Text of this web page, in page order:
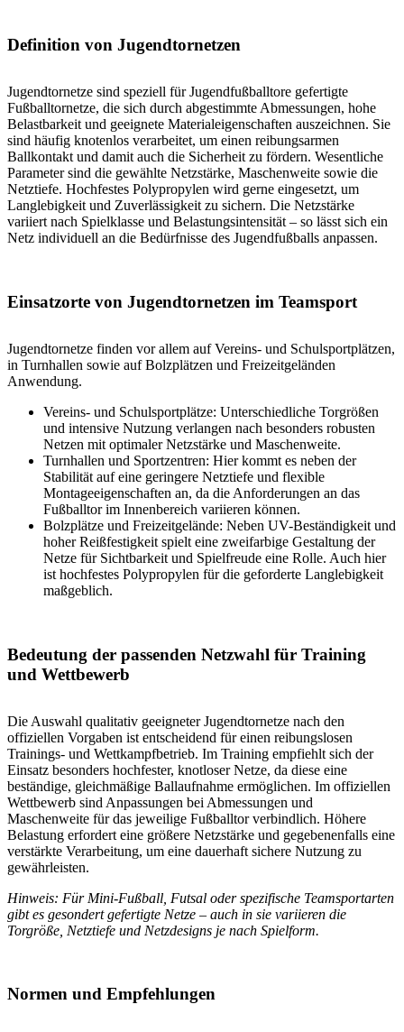
Definition von Jugendtornetzen
Jugendtornetze sind speziell für Jugendfußballtore gefertigte
Fußballtornetze, die sich durch abgestimmte Abmessungen, hohe
Belastbarkeit und geeignete Materialeigenschaften auszeichnen. Sie
sind häufig knotenlos verarbeitet, um einen reibungsarmen
Ballkontakt und damit auch die Sicherheit zu fördern. Wesentliche
Parameter sind die gewählte Netzstärke, Maschenweite sowie die
Netztiefe. Hochfestes Polypropylen wird gerne eingesetzt, um
Langlebigkeit und Zuverlässigkeit zu sichern. Die Netzstärke
variiert nach Spielklasse und Belastungsintensität – so lässt sich ein
Netz individuell an die Bedürfnisse des Jugendfußballs anpassen.
Einsatzorte von Jugendtornetzen im Teamsport
Jugendtornetze finden vor allem auf Vereins- und Schulsportplätzen,
in Turnhallen sowie auf Bolzplätzen und Freizeitgeländen
Anwendung.
Vereins- und Schulsportplätze: Unterschiedliche Torgrößen
und intensive Nutzung verlangen nach besonders robusten
Netzen mit optimaler Netzstärke und Maschenweite.
Turnhallen und Sportzentren: Hier kommt es neben der
Stabilität auf eine geringere Netztiefe und flexible
Montageeigenschaften an, da die Anforderungen an das
Fußballtor im Innenbereich variieren können.
Bolzplätze und Freizeitgelände: Neben UV-Beständigkeit und
hoher Reißfestigkeit spielt eine zweifarbige Gestaltung der
Netze für Sichtbarkeit und Spielfreude eine Rolle. Auch hier
ist hochfestes Polypropylen für die geforderte Langlebigkeit
maßgeblich.
Bedeutung der passenden Netzwahl für Training
und Wettbewerb
Die Auswahl qualitativ geeigneter Jugendtornetze nach den
offiziellen Vorgaben ist entscheidend für einen reibungslosen
Trainings- und Wettkampfbetrieb. Im Training empfiehlt sich der
Einsatz besonders hochfester, knotloser Netze, da diese eine
beständige, gleichmäßige Ballaufnahme ermöglichen. Im offiziellen
Wettbewerb sind Anpassungen bei Abmessungen und
Maschenweite für das jeweilige Fußballtor verbindlich. Höhere
Belastung erfordert eine größere Netzstärke und gegebenenfalls eine
verstärkte Verarbeitung, um eine dauerhaft sichere Nutzung zu
gewährleisten.
Hinweis: Für Mini-Fußball, Futsal oder spezifische Teamsportarten
gibt es gesondert gefertigte Netze – auch in sie variieren die
Torgröße, Netztiefe und Netzdesigns je nach Spielform.
Normen und Empfehlungen